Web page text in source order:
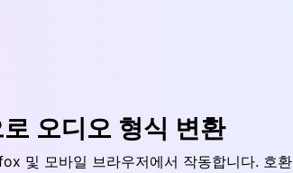
오디오 형식 변환
및 모바일 브라우저에서 작동합니다. 호환